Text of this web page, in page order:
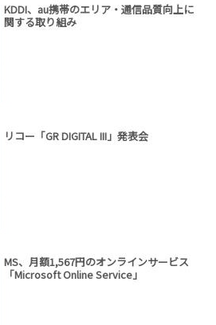
KDDI、au携帯のエリア・通信品質向上に
関する取り組み
リコー「GR DIGITAL III」発表会
MS、月額1,567円のオンラインサービス
「Microsoft Online Service」